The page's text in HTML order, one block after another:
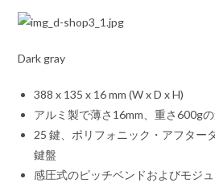
Dark gray
388 x 135 x 16 mm (W x D x H)
アルミ製で薄さ16mm、重さ600g
25 鍵、ポリフォニック・アフター
鍵盤
感圧式のピッチベンドおよびモジ